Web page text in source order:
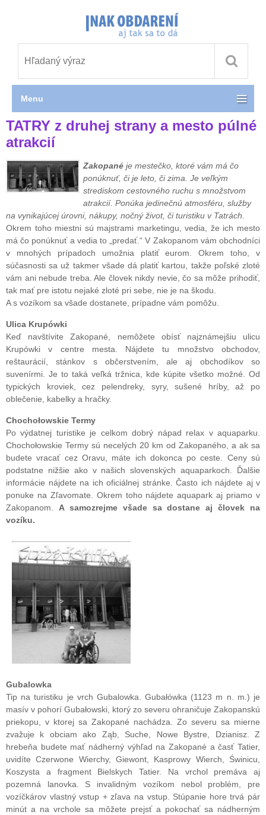
TATRY z druhej strany a mesto púlné
atrakcií
Zakopané je mestečko, ktoré vám má čo
ponúknuť, či je leto, či zima. Je veľkým
strediskom cestovného ruchu s množstvom
atrakcií. Ponúka jedinečnú atmosféru, služby
na vynikajúcej úrovni, nákupy, nočný život, či turistiku v Tatrách.
Okrem toho miestni sú majstrami marketingu, vedia, že ich mesto
má čo ponúknuť a vedia to „predať.“ V Zakopanom vám obchodníci
v mnohých prípadoch umožnia platiť eurom. Okrem toho, v
súčasnosti sa už takmer všade dá platiť kartou, takže poľské zloté
vám ani nebude treba. Ale človek nikdy nevie, čo sa môže prihodiť,
tak mať pre istotu nejaké zloté pri sebe, nie je na škodu.
A s vozíkom sa všade dostanete, prípadne vám pomôžu.
Ulica Krupówki
Keď navštívite Zakopané, nemôžete obísť najznámejšiu ulicu
Krupówki v centre mesta. Nájdete tu množstvo obchodov,
reštaurácií, stánkov s občerstvením, ale aj obchodíkov so
suvenírmi. Je to taká veľká tržnica, kde kúpite všetko možné. Od
typických kroviek, cez pelendreky, syry, sušené hríby, až po
oblečenie, kabelky a hračky.
Chochołowskie Termy
Po výdatnej turistike je celkom dobrý nápad relax v aquaparku.
Chochołowskie Termy sú necelých 20 km od Zakopaného, a ak sa
budete vracať cez Oravu, máte ich dokonca po ceste. Ceny sú
podstatne nižšie ako v našich slovenských aquaparkoch. Ďalšie
informácie nájdete na ich oficiálnej stránke. Často ich nájdete aj v
ponuke na Zľavomate. Okrem toho nájdete aquapark aj priamo v
Zakopanom. A samozrejme všade sa dostane aj človek na
vozíku.
Gubalowka
Tip na turistiku je vrch Gubalowka. Gubałówka (1123 m n. m.) je
masív v pohorí Gubałowski, ktorý zo severu ohraničuje Zakopanskú
priekopu, v ktorej sa Zakopané nachádza. Zo severu sa mierne
zvažuje k obciam ako Ząb, Suche, Nowe Bystre, Dzianisz. Z
hrebeňa budete mať nádherný výhľad na Zakopané a časť Tatier,
uvidíte Czerwone Wierchy, Giewont, Kasprowy Wierch, Świnicu,
Koszysta a fragment Bielskych Tatier. Na vrchol premáva aj
pozemná lanovka. S invalidným vozíkom nebol problém, pre
vozíčkárov vlastný vstup + zľava na vstup. Stúpanie hore trvá pár
minút a na vrchole sa môžete prejsť a pokochať sa nádherným
Menu